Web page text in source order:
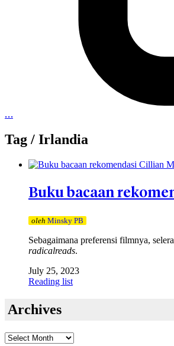
…
Tag / Irlandia
Buku bacaan
oleh Minsky PB
Sebagaimana preferensi filmnya,
radicalreads.
July 25, 2023
Reading list
Archives
Archives